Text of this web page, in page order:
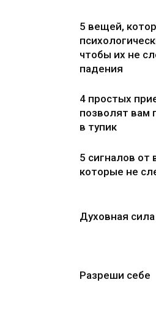
5 вещей,
чтобы их не
падения
4 простых
позволят вам
в тупик
5 сигналов от
которые не
Духовная
Разреши себе